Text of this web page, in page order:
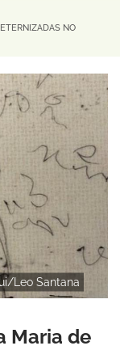
NO
Leo Santana
Maria de